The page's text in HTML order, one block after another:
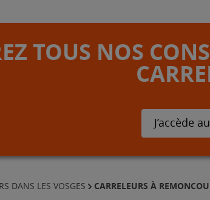
TOUS NOS
J’accède
DANS LES VOSGES CARRELEURS À